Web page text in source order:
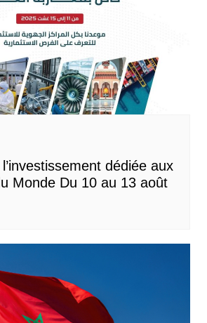
dédiée aux
Monde Du 10 au 13 août